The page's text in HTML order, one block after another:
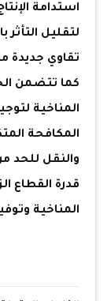
استدامة
لتقليل
تقاوي جديدة
كما تتضمن
المناخية
المكافحة
والنقل للحد
قدرة القطاع
المناخية